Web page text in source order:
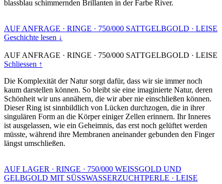
blassblau schimmernden Brillanten in der Farbe River.
AUF ANFRAGE · RINGE · 750/000 SATTGELBGOLD · LEISE
Geschichte lesen ↓
AUF ANFRAGE · RINGE · 750/000 SATTGELBGOLD · LEISE
Schliessen ↑
Die Komplexität der Natur sorgt dafür, dass wir sie immer noch
kaum darstellen können. So bleibt sie eine imaginierte Natur, deren
Schönheit wir uns annähern, die wir aber nie einschließen können.
Dieser Ring ist sinnbildlich von Lücken durchzogen, die in ihrer
singulären Form an die Körper einiger Zellen erinnern. Ihr Inneres
ist ausgelassen, wie ein Geheimnis, das erst noch gelüftet werden
müsste, während ihre Membranen aneinander gebunden den Finger
längst umschließen.
AUF LAGER · RINGE · 750/000 WEISSGOLD UND
GELBGOLD MIT SÜSSWASSERZUCHTPERLE · LEISE